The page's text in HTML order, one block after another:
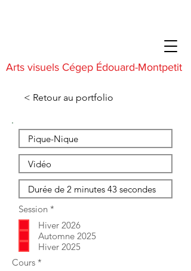
Arts visuels Cégep Édouard-Montpetit
< Retour au portfolio
Session *
l
i
g
a
Hiver 2026
Automne 2025
Hiver 2025
Cours *